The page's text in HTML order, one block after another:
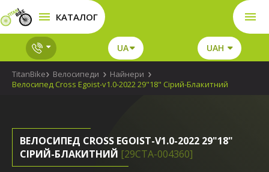
КАТАЛОГ
UA UAH
TitanBike Велосипеди
Найнери
Велосипед Cross Egoist-v1.0-2022 29"18" Сірий-Блакитний
ВЕЛОСИПЕД CROSS EGOIST-V1.0-2022 29"18"
СІРИЙ-БЛАКИТНИЙ [29СTA-004360]